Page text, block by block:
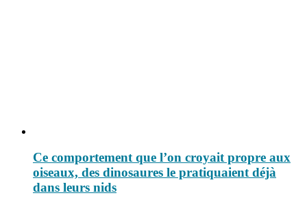
Ce comportement que l’on croyait propre aux
oiseaux, des dinosaures le pratiquaient déjà
dans leurs nids